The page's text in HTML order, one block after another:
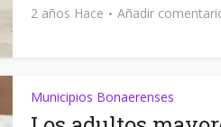
2 años Hace Añadir
Municipios Bonaerenses